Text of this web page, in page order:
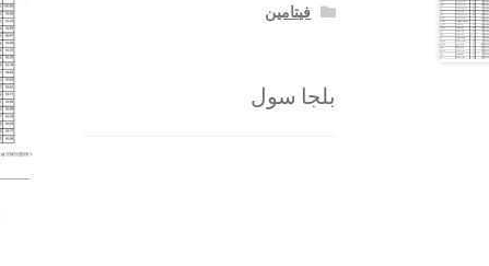
فيتامين
بلجا سول